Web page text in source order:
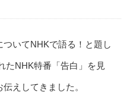
いてNHKで語る！と題し
たNHK特番「告白」を見
えしてきました。